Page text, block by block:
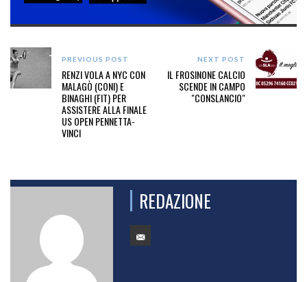
PREVIOUS POST
RENZI VOLA A NYC CON
MALAGÒ (CONI) E
BINAGHI (FIT) PER
ASSISTERE ALLA FINALE
US OPEN PENNETTA-
VINCI
NEXT POST
IL FROSINONE CALCIO
SCENDE IN CAMPO
"CONSLANCIO"
REDAZIONE